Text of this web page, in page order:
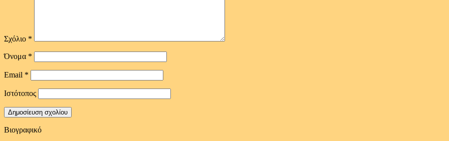
Σχόλιο *
Όνομα *
Email *
Ιστότοπος
Βιογραφικό